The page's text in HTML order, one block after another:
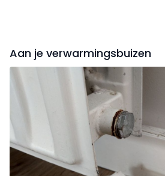
Aan je verwarmingsbuizen